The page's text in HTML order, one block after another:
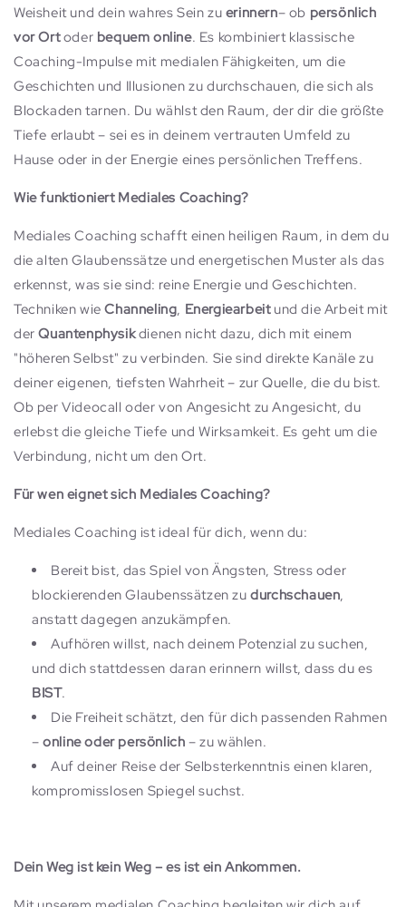
Weisheit und dein wahres Sein zu erinnern– ob persönlich
vor Ortoder bequem online. Es kombiniert klassische
Coaching-Impulse mit medialen Fähigkeiten, um die
Geschichten und Illusionen zu durchschauen, die sich als
Blockaden tarnen. Du wählst den Raum, der dir die größte
Tiefe erlaubt – sei es in deinem vertrauten Umfeld zu
Hause oder in der Energie eines persönlichen Treffens.
Wie funktioniert Mediales Coaching?
Mediales Coaching schafft einen heiligen Raum, in dem du
die alten Glaubenssätze und energetischen Muster als das
erkennst, was sie sind: reine Energie und Geschichten.
Techniken wieChanneling, Energiearbeitund die Arbeit mit
derQuantenphysikdienen nicht dazu, dich mit einem
"höheren Selbst" zu verbinden. Sie sind direkte Kanäle zu
deiner eigenen, tiefsten Wahrheit – zur Quelle, die du bist.
Ob per Videocall oder von Angesicht zu Angesicht, du
erlebst die gleiche Tiefe und Wirksamkeit. Es geht um die
Verbindung, nicht um den Ort.
Für wen eignet sich Mediales Coaching?
Mediales Coaching ist ideal für dich, wenn du:
Bereit bist, das Spiel von Ängsten, Stress oder
blockierenden Glaubenssätzen zudurchschauen,
anstatt dagegen anzukämpfen.
Aufhören willst, nach deinem Potenzial zu suchen,
und dich stattdessen daran erinnern willst, dass du es
BIST.
Die Freiheit schätzt, den für dich passenden Rahmen
–online oder persönlich – zu wählen.
Auf deiner Reise der Selbsterkenntnis einen klaren,
kompromisslosen Spiegel suchst.
Dein Weg ist kein Weg – es ist ein Ankommen.